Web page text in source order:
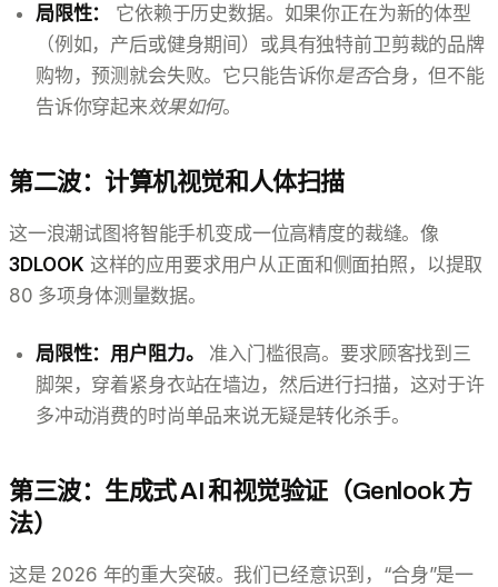
局限性：
它依赖于历史数据。如果你正在为新的体型
（例如，产后或健身期间）或具有独特前卫剪裁的品牌
购物，预测就会失败。它只能告诉你是否合身，但不能
告诉你穿起来效果如何。
第二波：计算机视觉和人体扫描
这一浪潮试图将智能手机变成一位高精度的裁缝。像
3DLOOK 这样的应用要求用户从正面和侧面拍照，以提取
80 多项身体测量数据。
局限性：用户阻力。
准入门槛很高。要求顾客找到三
脚架，穿着紧身衣站在墙边，然后进行扫描，这对于许
多冲动消费的时尚单品来说无疑是转化杀手。
第三波：生成式 AI 和视觉验证（Genlook 方
法）
这是 2026 年的重大突破。我们已经意识到，“合身”是一